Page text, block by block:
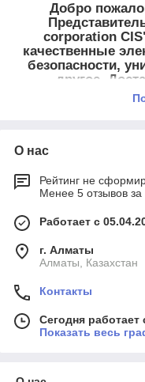
Добро
corporation
качественные
безопасности,
другое.
О нас
Рейтинг не
Менее 5 отзывов за
Работает с
г. Алматы
Алматы, Казахстан
Контакты
Сегодня работает
Показать весь